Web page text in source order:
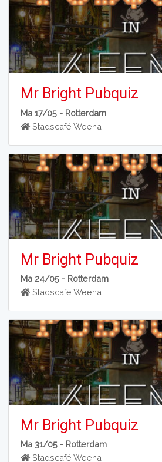
Mr Bright Pubquiz
Ma 17/05 - Rotterdam
Stadscafé Weena
Mr Bright Pubquiz
Ma 24/05 - Rotterdam
Stadscafé Weena
Mr Bright Pubquiz
Ma 31/05 - Rotterdam
Stadscafé Weena